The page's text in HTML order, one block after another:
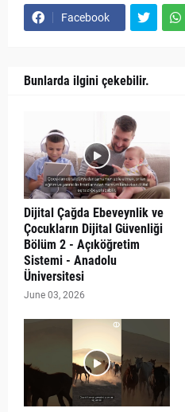
Facebook
Bunlarda ilgini çekebilir.
Dijital Çağda Ebeveynlik ve
Çocukların Dijital Güvenliği
Bölüm 2 - Açıköğretim
Sistemi - Anadolu
Üniversitesi
June 03, 2026